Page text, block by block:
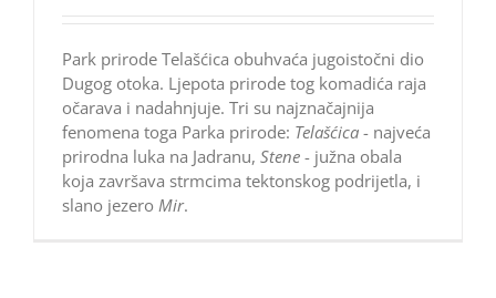
Park prirode Telašćica obuhvaća jugoistočni dio
Dugog otoka. Ljepota prirode tog komadića raja
očarava i nadahnjuje. Tri su najznačajnija
fenomena toga Parka prirode: Telašćica - najveća
prirodna luka na Jadranu, Stene - južna obala
koja završava strmcima tektonskog podrijetla, i
slano jezero Mir.